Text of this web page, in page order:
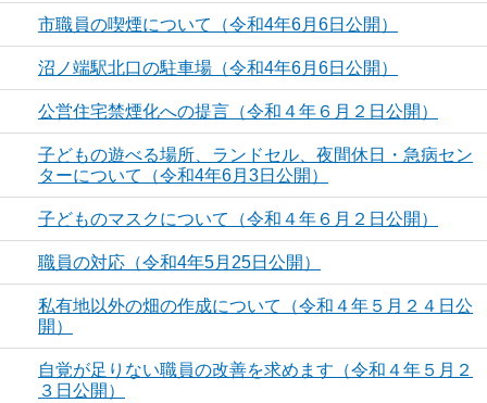
市職員の喫煙について（令和4年6月6日公開）
沼ノ端駅北口の駐車場（令和4年6月6日公開）
公営住宅禁煙化への提言（令和４年６月２日公開）
子どもの遊べる場所、ランドセル、夜間休日・急病セン
ターについて（令和4年6月3日公開）
子どものマスクについて（令和４年６月２日公開）
職員の対応（令和4年5月25日公開）
私有地以外の畑の作成について（令和４年５月２４日公
開）
自覚が足りない職員の改善を求めます（令和４年５月２
３日公開）